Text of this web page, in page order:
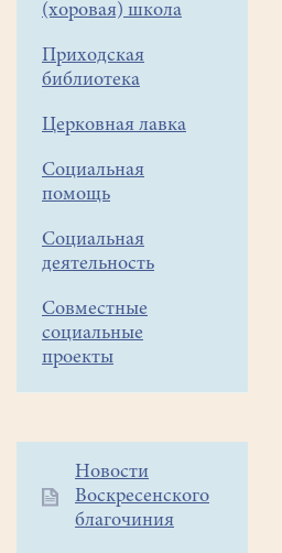
(хоровая) школа
Приходская
библиотека
Церковная лавка
Социальная
помощь
Социальная
деятельность
Совместные
социальные
проекты
Дополнительное
меню
Новости
Воскресенского
благочиния